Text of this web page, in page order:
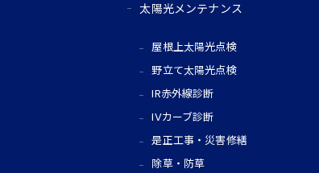
太陽光メンテナンス
屋根上太陽光点検
野立て太陽光点検
IR赤外線診断
IVカーブ診断
是正工事・災害修繕
除草・防草